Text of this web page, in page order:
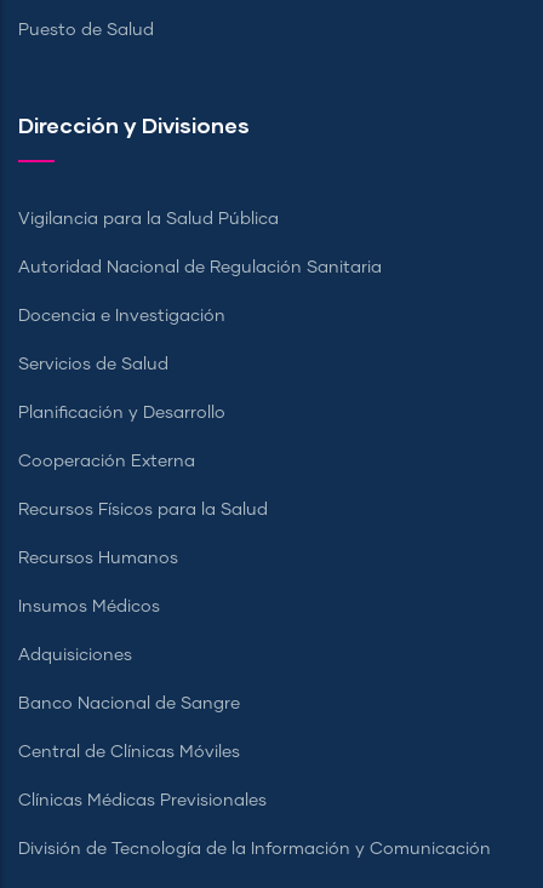
Puesto de Salud
Dirección y Divisiones
Vigilancia para la Salud Pública
Autoridad Nacional de Regulación Sanitaria
Docencia e Investigación
Servicios de Salud
Planificación y Desarrollo
Cooperación Externa
Recursos Físicos para la Salud
Recursos Humanos
Insumos Médicos
Adquisiciones
Banco Nacional de Sangre
Central de Clínicas Móviles
Clínicas Médicas Previsionales
División de Tecnología de la Información y Comunicación